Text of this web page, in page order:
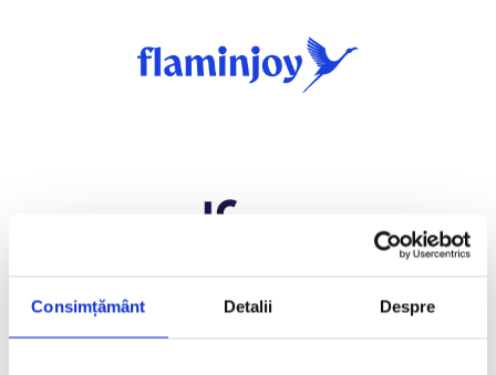
Consimțământ Detalii Despre